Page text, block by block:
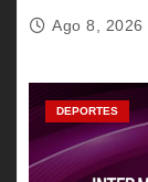
Ago 8, 2026
DEPORTES